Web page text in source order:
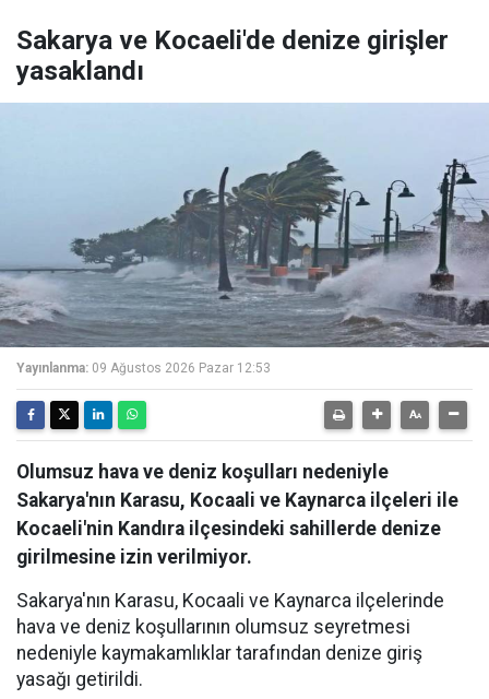
Sakarya ve Kocaeli'de denize girişler
yasaklandı
Yayınlanma: 09 Ağustos 2026 Pazar 12:53
Olumsuz hava ve deniz koşulları nedeniyle
Sakarya'nın Karasu, Kocaali ve Kaynarca ilçeleri ile
Kocaeli'nin Kandıra ilçesindeki sahillerde denize
girilmesine izin verilmiyor.
Sakarya'nın Karasu, Kocaali ve Kaynarca ilçelerinde
hava ve deniz koşullarının olumsuz seyretmesi
nedeniyle kaymakamlıklar tarafından denize giriş
yasağı getirildi.